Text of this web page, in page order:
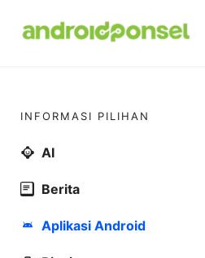
INFORMASI PILIHAN
AI
Berita
Aplikasi Android